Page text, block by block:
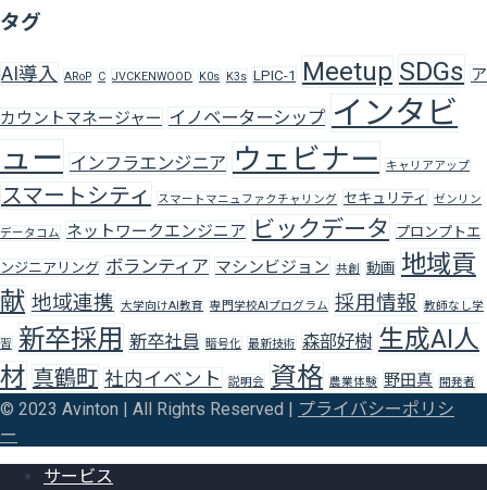
タグ
AI導入 ARoP C JVCKENWOOD K0s K3s LPIC-1 Meetup SDGs ア
カウントマネージャー イノベーターシップ インタビ
ュー インフラエンジニア ウェビナー キャリアアップ
スマートシティ スマートマニュファクチャリング セキュリティ ゼンリン
データコム ネットワークエンジニア ビックデータ プロンプトエ
ンジニアリング ボランティア マシンビジョン 共創 動画 地域貢
献 地域連携 大学向けAI教育 専門学校AIプログラム 採用情報 教師なし学
習 新卒採用 新卒社員 暗号化 最新技術 森部好樹 生成AI人
材 真鶴町 社内イベント 説明会 資格 農業体験 野田真 開発者
© 2023 Avinton | All Rights Reserved | プライバシーポリシ
ー
サービス